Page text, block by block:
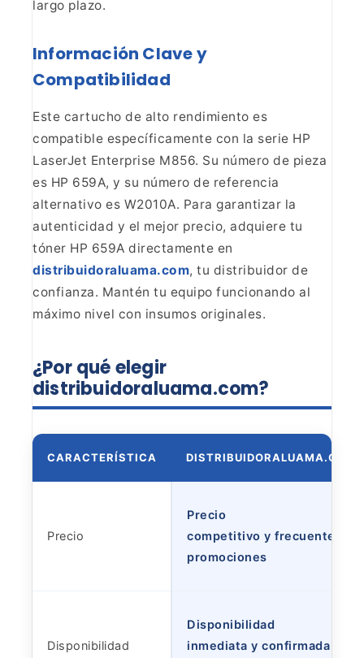
largo plazo.
Información Clave y
Compatibilidad
Este cartucho de alto rendimiento es
compatible específicamente con la serie HP
LaserJet Enterprise M856. Su número de pieza
es HP 659A, y su número de referencia
alternativo es W2010A. Para garantizar la
autenticidad y el mejor precio, adquiere tu
tóner HP 659A directamente en
distribuidoraluama.com, tu distribuidor de
confianza. Mantén tu equipo funcionando al
máximo nivel con insumos originales.
¿Por qué elegir
distribuidoraluama.com?
CARACTERÍSTICA DISTRIBUIDORALUAMA.COM
Precio
Precio
competitivo y frecuentes
promociones
Disponibilidad
Disponibilidad
inmediata y confirmada en